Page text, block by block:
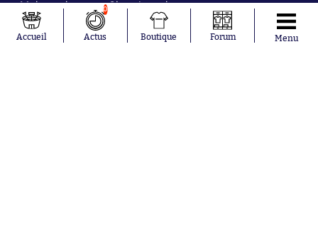
Mohamed
Salah
Lionel Messi
Ferrán Torres
Olympique de
Marseille
Real Madrid
FIFA
Accueil
0
Actus Boutique Forum Menu